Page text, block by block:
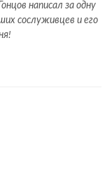
написал за одну
сослуживцев и его